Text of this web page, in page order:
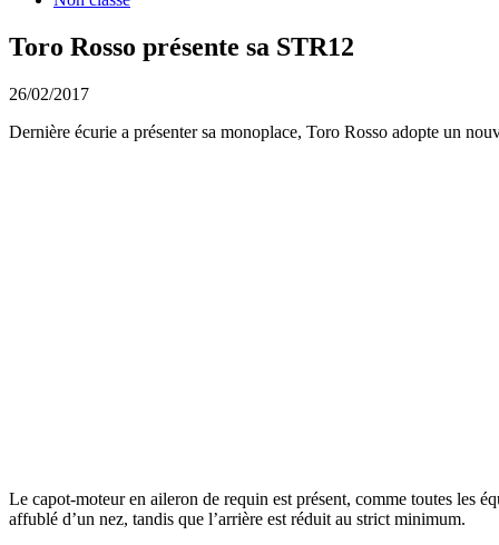
Toro Rosso présente sa STR12
26/02/2017
Dernière écurie a présenter sa monoplace, Toro Rosso adopte un
Le capot-moteur en aileron de requin est présent, comme toutes les
affublé d’un nez, tandis que l’arrière est réduit au strict minimum.